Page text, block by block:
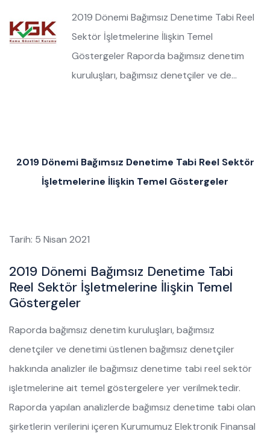
2019 Dönemi Bağımsız Denetime Tabi Reel
Sektör İşletmelerine İlişkin Temel
Göstergeler Raporda bağımsız denetim
kuruluşları, bağımsız denetçiler ve de…
2019 Dönemi Bağımsız Denetime Tabi Reel Sektör
İşletmelerine İlişkin Temel Göstergeler
Tarih: 5 Nisan 2021
2019 Dönemi Bağımsız Denetime Tabi
Reel Sektör İşletmelerine İlişkin Temel
Göstergeler
Raporda bağımsız denetim kuruluşları, bağımsız
denetçiler ve denetimi üstlenen bağımsız denetçiler
hakkında analizler ile bağımsız denetime tabi reel sektör
işletmelerine ait temel göstergelere yer verilmektedir.
Raporda yapılan analizlerde bağımsız denetime tabi olan
şirketlerin verilerini içeren Kurumumuz Elektronik Finansal